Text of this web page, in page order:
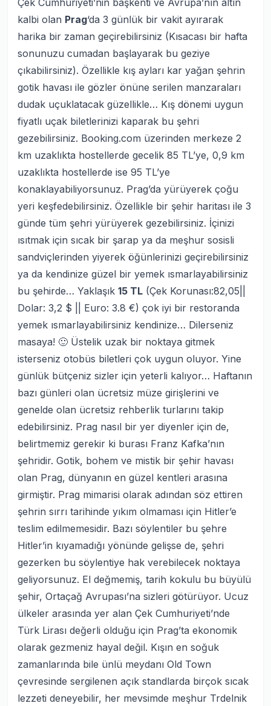
Çek Cumhuriyeti’nin başkenti ve Avrupa’nın altın
kalbi olan Prag‘da 3 günlük bir vakit ayırarak
harika bir zaman geçirebilirsiniz (Kısacası bir hafta
sonunuzu cumadan başlayarak bu geziye
çıkabilirsiniz). Özellikle kış ayları kar yağan şehrin
gotik havası ile gözler önüne serilen manzaraları
dudak uçuklatacak güzellikle… Kış dönemi uygun
fiyatlı uçak biletlerinizi kaparak bu şehri
gezebilirsiniz. Booking.com üzerinden merkeze 2
km uzaklıkta hostellerde gecelik 85 TL’ye, 0,9 km
uzaklıkta hostellerde ise 95 TL’ye
konaklayabiliyorsunuz. Prag’da yürüyerek çoğu
yeri keşfedebilirsiniz. Özellikle bir şehir haritası ile 3
günde tüm şehri yürüyerek gezebilirsiniz. İçinizi
ısıtmak için sıcak bir şarap ya da meşhur sosisli
sandviçlerinden yiyerek öğünlerinizi geçirebilirsiniz
ya da kendinize güzel bir yemek ısmarlayabilirsiniz
bu şehirde… Yaklaşık 15 TL (Çek Korunası:82,05||
Dolar: 3,2 $ || Euro: 3.8 €) çok iyi bir restoranda
yemek ısmarlayabilirsiniz kendinize… Dilerseniz
masaya! 🙂 Üstelik uzak bir noktaya gitmek
isterseniz otobüs biletleri çok uygun oluyor. Yine
günlük bütçeniz sizler için yeterli kalıyor… Haftanın
bazı günleri olan ücretsiz müze girişlerini ve
genelde olan ücretsiz rehberlik turlarını takip
edebilirsiniz. Prag nasıl bir yer diyenler için de,
belirtmemiz gerekir ki burası Franz Kafka’nın
şehridir. Gotik, bohem ve mistik bir şehir havası
olan Prag, dünyanın en güzel kentleri arasına
girmiştir. Prag mimarisi olarak adından söz ettiren
şehrin sırrı tarihinde yıkım olmaması için Hitler’e
teslim edilmemesidir. Bazı söylentiler bu şehre
Hitler’in kıyamadığı yönünde gelişse de, şehri
gezerken bu söylentiye hak verebilecek noktaya
geliyorsunuz. El değmemiş, tarih kokulu bu büyülü
şehir, Ortaçağ Avrupası’na sizleri götürüyor. Ucuz
ülkeler arasında yer alan Çek Cumhuriyeti’nde
Türk Lirası değerli olduğu için Prag’ta ekonomik
olarak gezmeniz hayal değil. Kışın en soğuk
zamanlarında bile ünlü meydanı Old Town
çevresinde sergilenen açık standlarda birçok sıcak
lezzeti deneyebilir, her mevsimde meşhur Trdelnik